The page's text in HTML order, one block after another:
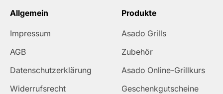
Allgemein
Impressum
AGB
Datenschutzerklärung
Widerrufsrecht
Produkte
Asado Grills
Zubehör
Asado Online-Grillkurs
Geschenkgutscheine